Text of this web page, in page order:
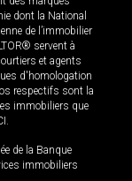
dont la National
de l’immobilier
servent à
et agents
d'homologation
respectifs sont la
immobiliers que
de la Banque
immobiliers